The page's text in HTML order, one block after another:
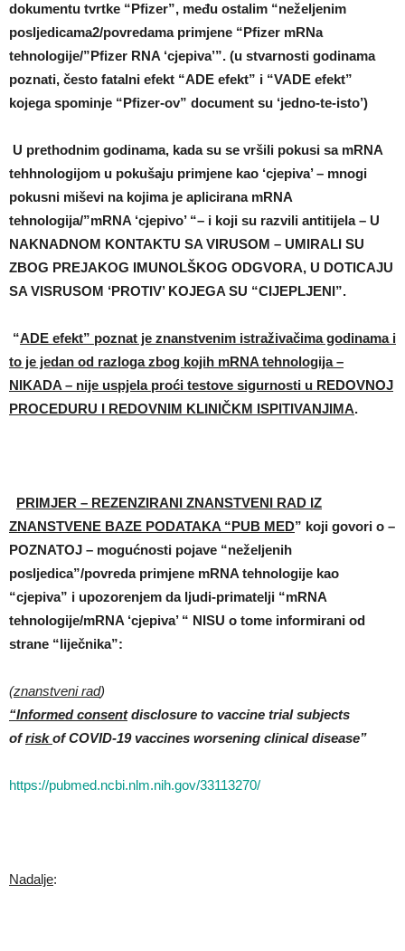
dokumentu tvrtke “Pfizer”, među ostalim “neželjenim
posljedicama2/povredama primjene “Pfizer mRNa
tehnologije/”Pfizer RNA ‘cjepiva’”. (u stvarnosti godinama
poznati, često fatalni efekt “ADE efekt” i “VADE efekt”
kojega spominje “Pfizer-ov” document su ‘jedno-te-isto’)
U prethodnim godinama, kada su se vršili pokusi sa mRNA
tehhnologijom u pokušaju primjene kao ‘cjepiva’ – mnogi
pokusni miševi na kojima je aplicirana mRNA
tehnologija/”mRNA ‘cjepivo’ “– i koji su razvili antitijela – U
NAKNADNOM KONTAKTU SA VIRUSOM – UMIRALI SU
ZBOG PREJAKOG IMUNOLŠKOG ODGVORA, U DOTICAJU
SA VISRUSOM ‘PROTIV’ KOJEGA SU “CIJEPLJENI”.
“ADE efekt” poznat je znanstvenim istraživačima godinama i
to je jedan od razloga zbog kojih mRNA tehnologija –
NIKADA – nije uspjela proći testove sigurnosti u REDOVNOJ
PROCEDURU I REDOVNIM KLINIČKM ISPITIVANJIMA.
PRIMJER – REZENZIRANI ZNANSTVENI RAD IZ
ZNANSTVENE BAZE PODATAKA “PUB MED” koji govori o –
POZNATOJ – mogućnosti pojave “neželjenih
posljedica”/povreda primjene mRNA tehnologije kao
“cjepiva” i upozorenjem da ljudi-primatelji “mRNA
tehnologije/mRNA ‘cjepiva’ “ NISU o tome informirani od
strane “liječnika”:
(znanstveni rad)
“Informed consentdisclosure to vaccine trial subjects
of riskof COVID-19 vaccines worsening clinical disease”
https://pubmed.ncbi.nlm.nih.gov/33113270/
Nadalje: